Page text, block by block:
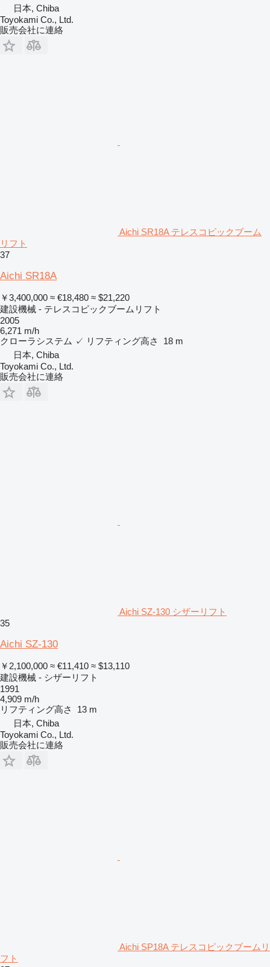
日本, Chiba
Toyokami Co., Ltd.
販売会社に連絡
Aichi SR18A テレスコピックブーム
リフト
37
Aichi SR18A
￥3,400,000 ≈ €18,480 ≈ $21,220
建設機械 - テレスコピックブームリフト
2005
6,271 m/h
クローラシステム ✓ リフティング高さ
18 m
日本, Chiba
Toyokami Co., Ltd.
販売会社に連絡
Aichi SZ-130 シザーリフト
35
Aichi SZ-130
￥2,100,000 ≈ €11,410 ≈ $13,110
建設機械 - シザーリフト
1991
4,909 m/h
リフティング高さ
13 m
日本, Chiba
Toyokami Co., Ltd.
販売会社に連絡
Aichi SP18A テレスコピックブームリ
フト